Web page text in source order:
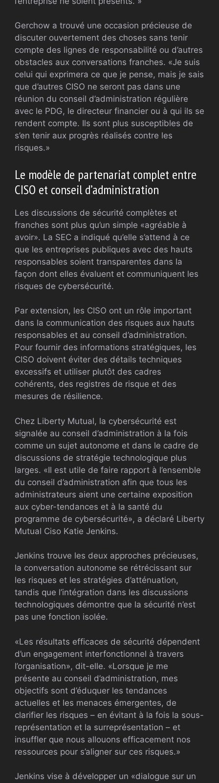
Gerchow a trouvé une occasion précieuse de
discuter ouvertement des choses sans tenir
compte des lignes de responsabilité ou d’autres
obstacles aux conversations franches. «Je suis
celui qui exprimera ce que je pense, mais je sais
que d’autres CISO ne seront pas dans une
réunion du conseil d’administration régulière
avec le PDG, le directeur financier ou à qui ils se
rendent compte. Ils sont plus susceptibles de
s’en tenir aux progrès réalisés contre les
risques.»
Le modèle de partenariat complet entre
CISO et conseil d’administration
Les discussions de sécurité complètes et
franches sont plus qu’un simple «agréable à
avoir». La SEC a indiqué qu’elle s’attend à ce
que les entreprises publiques avec des hauts
responsables soient transparentes dans la
façon dont elles évaluent et communiquent les
risques de cybersécurité.
Par extension, les CISO ont un rôle important
dans la communication des risques aux hauts
responsables et au conseil d’administration.
Pour fournir des informations stratégiques, les
CISO doivent éviter des détails techniques
excessifs et utiliser plutôt des cadres
cohérents, des registres de risque et des
mesures de résilience.
Chez Liberty Mutual, la cybersécurité est
signalée au conseil d’administration à la fois
comme un sujet autonome et dans le cadre de
discussions de stratégie technologique plus
larges. «Il est utile de faire rapport à l’ensemble
du conseil d’administration afin que tous les
administrateurs aient une certaine exposition
aux cyber-tendances et à la santé du
programme de cybersécurité», a déclaré Liberty
Mutual Ciso Katie Jenkins.
Jenkins trouve les deux approches précieuses,
la conversation autonome se rétrécissant sur
les risques et les stratégies d’atténuation,
tandis que l’intégration dans les discussions
technologiques démontre que la sécurité n’est
pas une fonction isolée.
«Les résultats efficaces de sécurité dépendent
d’un engagement interfonctionnel à travers
l’organisation», dit-elle. «Lorsque je me
présente au conseil d’administration, mes
objectifs sont d’éduquer les tendances
actuelles et les menaces émergentes, de
clarifier les risques – en évitant à la fois la sous-
représentation et la surreprésentation – et
insuffler que nous allouons efficacement nos
ressources pour s’aligner sur ces risques.»
Jenkins vise à développer un «dialogue sur un